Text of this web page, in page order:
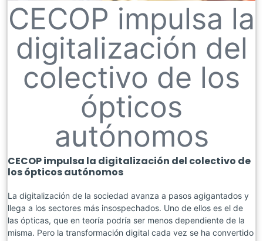
CECOP impulsa la
digitalización del
colectivo de los
ópticos
autónomos
CECOP impulsa la digitalización del colectivo de
los ópticos autónomos
La digitalización de la sociedad avanza a pasos agigantados y
llega a los sectores más insospechados. Uno de ellos es el de
las ópticas, que en teoría podría ser menos dependiente de la
misma. Pero la transformación digital cada vez se ha convertido